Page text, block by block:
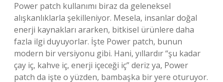
Power patch kullanımı biraz da geleneksel
alışkanlıklarla şekilleniyor. Mesela, insanlar doğal
enerji kaynakları ararken, bitkisel ürünlere daha
fazla ilgi duyuyorlar. İşte Power patch, bunun
modern bir versiyonu gibi. Hani, yıllardır “şu kadar
çay iç, kahve iç, enerji içeceği iç” deriz ya, Power
patch da işte o yüzden, bambaşka bir yere oturuyor.